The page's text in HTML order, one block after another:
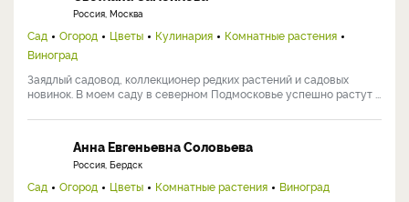
Россия, Москва
Сад Огород Цветы Кулинария
Комнатные растения
Виноград
Заядлый садовод, коллекционер редких растений и садовых
новинок. В моем саду в северном Подмосковье успешно растут ...
Анна Евгеньевна Соловьева
Россия, Бердск
Сад Огород Цветы Комнатные растения
Виноград